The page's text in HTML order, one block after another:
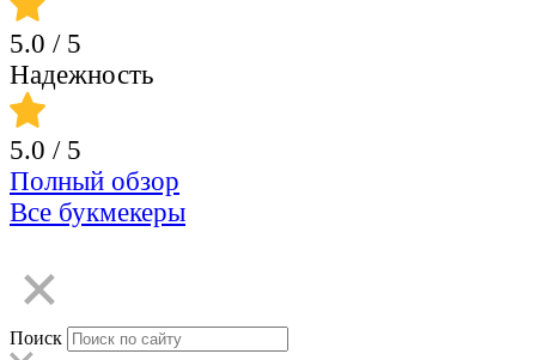
5.0 / 5
Надежность
5.0 / 5
Полный обзор
Все букмекеры
Поиск